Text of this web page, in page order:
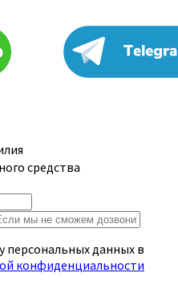
средства
персональных данных в
конфиденциальности